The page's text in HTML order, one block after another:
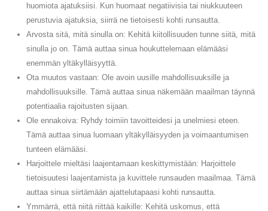
huomiota ajatuksiisi. Kun huomaat negatiivisia tai niukkuuteen
perustuvia ajatuksia, siirrä ne tietoisesti kohti runsautta.
Arvosta sitä, mitä sinulla on: Kehitä kiitollisuuden tunne siitä, mitä
sinulla jo on. Tämä auttaa sinua houkuttelemaan elämääsi
enemmän yltäkylläisyyttä.
Ota muutos vastaan: Ole avoin uusille mahdollisuuksille ja
mahdollisuuksille. Tämä auttaa sinua näkemään maailman täynnä
potentiaalia rajoitusten sijaan.
Ole ennakoiva: Ryhdy toimiin tavoitteidesi ja unelmiesi eteen.
Tämä auttaa sinua luomaan yltäkylläisyyden ja voimaantumisen
tunteen elämääsi.
Harjoittele mieltäsi laajentamaan keskittymistään: Harjoittele
tietoisuutesi laajentamista ja kuvittele runsauden maailmaa. Tämä
auttaa sinua siirtämään ajattelutapaasi kohti runsautta.
Ymmärrä, että niitä riittää kaikille: Kehitä uskomus, että